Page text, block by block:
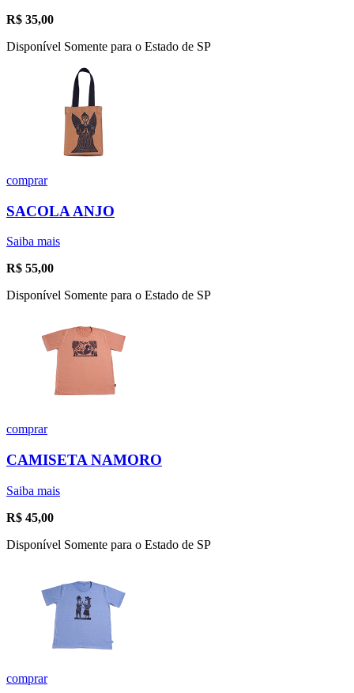
R$ 35,00
Disponível Somente para o Estado de SP
comprar
SACOLA ANJO
Saiba mais
R$ 55,00
Disponível Somente para o Estado de SP
comprar
CAMISETA NAMORO
Saiba mais
R$ 45,00
Disponível Somente para o Estado de SP
comprar